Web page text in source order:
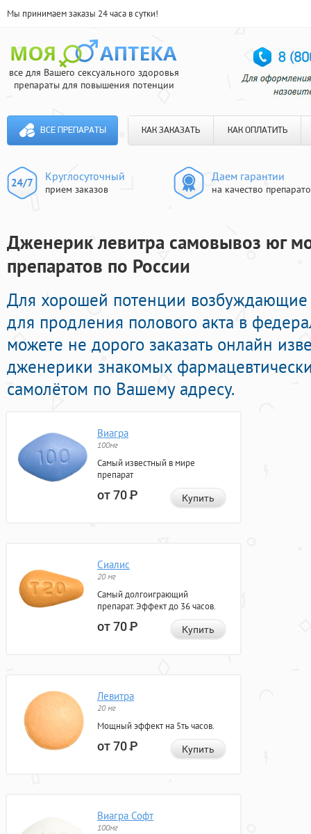
Мы принимаем заказы 24 часа в сутки!
все для Вашего сексуального здоровья
препараты для повышения потенции
ВСЕ ПРЕПАРАТЫ КАК ЗАКАЗАТЬ КАК ОПЛАТИТЬ
Круглосуточный
прием заказов
Даем гарантии
на качество
Дженерик левитра самовывоз юг
препаратов по России
Для хорошей потенции
для продления полового акта в
можете не дорого заказать онлайн
дженерики знакомых
самолётом по Вашему адресу.
Виагра
100мг
Самый известный в мире
препарат
от 70Р Купить
Сиалис
20 мг
Самый долгоиграющий
препарат. Эффект до 36 часов.
от 70Р Купить
Левитра
20 мг
Мощный эффект на 5ть часов.
от 70Р Купить
Виагра Софт
100мг